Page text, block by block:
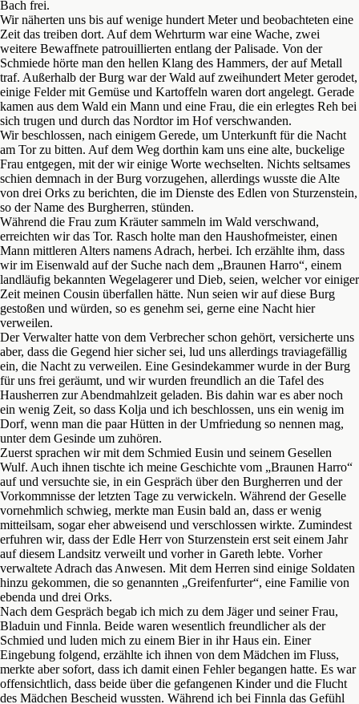
Bach frei.
Wir näherten uns bis auf wenige hundert Meter und beobachteten eine
Zeit das treiben dort. Auf dem Wehrturm war eine Wache, zwei
weitere Bewaffnete patrouillierten entlang der Palisade. Von der
Schmiede hörte man den hellen Klang des Hammers, der auf Metall
traf. Außerhalb der Burg war der Wald auf zweihundert Meter gerodet,
einige Felder mit Gemüse und Kartoffeln waren dort angelegt. Gerade
kamen aus dem Wald ein Mann und eine Frau, die ein erlegtes Reh bei
sich trugen und durch das Nordtor im Hof verschwanden.
Wir beschlossen, nach einigem Gerede, um Unterkunft für die Nacht
am Tor zu bitten. Auf dem Weg dorthin kam uns eine alte, buckelige
Frau entgegen, mit der wir einige Worte wechselten. Nichts seltsames
schien demnach in der Burg vorzugehen, allerdings wusste die Alte
von drei Orks zu berichten, die im Dienste des Edlen von Sturzenstein,
so der Name des Burgherren, stünden.
Während die Frau zum Kräuter sammeln im Wald verschwand,
erreichten wir das Tor. Rasch holte man den Haushofmeister, einen
Mann mittleren Alters namens Adrach, herbei. Ich erzählte ihm, dass
wir im Eisenwald auf der Suche nach dem „Braunen Harro“, einem
landläufig bekannten Wegelagerer und Dieb, seien, welcher vor einiger
Zeit meinen Cousin überfallen hätte. Nun seien wir auf diese Burg
gestoßen und würden, so es genehm sei, gerne eine Nacht hier
verweilen.
Der Verwalter hatte von dem Verbrecher schon gehört, versicherte uns
aber, dass die Gegend hier sicher sei, lud uns allerdings traviagefällig
ein, die Nacht zu verweilen. Eine Gesindekammer wurde in der Burg
für uns frei geräumt, und wir wurden freundlich an die Tafel des
Hausherren zur Abendmahlzeit geladen. Bis dahin war es aber noch
ein wenig Zeit, so dass Kolja und ich beschlossen, uns ein wenig im
Dorf, wenn man die paar Hütten in der Umfriedung so nennen mag,
unter dem Gesinde um zuhören.
Zuerst sprachen wir mit dem Schmied Eusin und seinem Gesellen
Wulf. Auch ihnen tischte ich meine Geschichte vom „Braunen Harro“
auf und versuchte sie, in ein Gespräch über den Burgherren und der
Vorkommnisse der letzten Tage zu verwickeln. Während der Geselle
vornehmlich schwieg, merkte man Eusin bald an, dass er wenig
mitteilsam, sogar eher abweisend und verschlossen wirkte. Zumindest
erfuhren wir, dass der Edle Herr von Sturzenstein erst seit einem Jahr
auf diesem Landsitz verweilt und vorher in Gareth lebte. Vorher
verwaltete Adrach das Anwesen. Mit dem Herren sind einige Soldaten
hinzu gekommen, die so genannten „Greifenfurter“, eine Familie von
ebenda und drei Orks.
Nach dem Gespräch begab ich mich zu dem Jäger und seiner Frau,
Bladuin und Finnla. Beide waren wesentlich freundlicher als der
Schmied und luden mich zu einem Bier in ihr Haus ein. Einer
Eingebung folgend, erzählte ich ihnen von dem Mädchen im Fluss,
merkte aber sofort, dass ich damit einen Fehler begangen hatte. Es war
offensichtlich, dass beide über die gefangenen Kinder und die Flucht
des Mädchen Bescheid wussten. Während ich bei Finnla das Gefühl